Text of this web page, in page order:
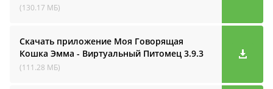
(130.17 МБ)
Скачать приложение Моя Говорящая
Кошка Эмма - Виртуальный Питомец 3.9.3
(111.28 МБ)